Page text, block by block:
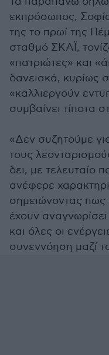
εκπρόσωπος,
της το πρωί της
σταθμό ΣΚΑΪ,
«πατριώτες» και
δανειακά, κυρίως
«καλλιεργούν
συμβαίνει τίποτα
«Δεν συζητούμε
τους
δει, με τελευταίο
ανέφερε
σημειώνοντας πως
έχουν
και όλες οι
συνεννόηση μαζί